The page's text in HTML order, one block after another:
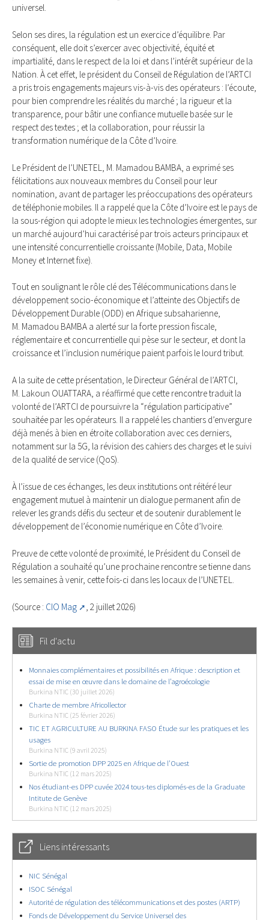
universel.
Selon ses dires, la régulation est un exercice d’équilibre. Par
conséquent, elle doit s’exercer avec objectivité, équité et
impartialité, dans le respect de la loi et dans l’intérêt supérieur de la
Nation. À cet effet, le président du Conseil de Régulation de l’ARTCI
a pris trois engagements majeurs vis-à-vis des opérateurs : l’écoute,
pour bien comprendre les réalités du marché ; la rigueur et la
transparence, pour bâtir une confiance mutuelle basée sur le
respect des textes ; et la collaboration, pour réussir la
transformation numérique de la Côte d’Ivoire.
Le Président de l’UNETEL, M. Mamadou BAMBA, a exprimé ses
félicitations aux nouveaux membres du Conseil pour leur
nomination, avant de partager les préoccupations des opérateurs
de téléphonie mobiles. Il a rappelé que la Côte d’Ivoire est le pays de
la sous-région qui adopte le mieux les technologies émergentes, sur
un marché aujourd’hui caractérisé par trois acteurs principaux et
une intensité concurrentielle croissante (Mobile, Data, Mobile
Money et Internet fixe).
Tout en soulignant le rôle clé des Télécommunications dans le
développement socio-économique et l’atteinte des Objectifs de
Développement Durable (ODD) en Afrique subsaharienne,
M. Mamadou BAMBA a alerté sur la forte pression fiscale,
réglementaire et concurrentielle qui pèse sur le secteur, et dont la
croissance et l’inclusion numérique paient parfois le lourd tribut.
A la suite de cette présentation, le Directeur Général de l’ARTCI,
M. Lakoun OUATTARA, a réaffirmé que cette rencontre traduit la
volonté de l’ARTCI de poursuivre la “régulation participative”
souhaitée par les opérateurs. Il a rappelé les chantiers d’envergure
déjà menés à bien en étroite collaboration avec ces derniers,
notamment sur la 5G, la révision des cahiers des charges et le suivi
de la qualité de service (QoS).
À l’issue de ces échanges, les deux institutions ont réitéré leur
engagement mutuel à maintenir un dialogue permanent afin de
relever les grands défis du secteur et de soutenir durablement le
développement de l’économie numérique en Côte d’Ivoire.
Preuve de cette volonté de proximité, le Président du Conseil de
Régulation a souhaité qu’une prochaine rencontre se tienne dans
les semaines à venir, cette fois-ci dans les locaux de l’UNETEL.
(Source : CIO Mag , 2 juillet 2026)
Fil d'actu
Monnaies complémentaires et possibilités en Afrique : description et
essai de mise en œuvre dans le domaine de l’agroécologie
Burkina NTIC (30 juillet 2026)
Charte de membre Africollector
Burkina NTIC (25 février 2026)
TIC ET AGRICULTURE AU BURKINA FASO Étude sur les pratiques et les
usages
Burkina NTIC (9 avril 2025)
Sortie de promotion DPP 2025 en Afrique de l’Ouest
Burkina NTIC (12 mars 2025)
Nos étudiant-es DPP cuvée 2024 tous-tes diplomés-es de la Graduate
Intitute de Genève
Burkina NTIC (12 mars 2025)
Liens intéressants
NIC Sénégal
ISOC Sénégal
Autorité de régulation des télécommunications et des postes (ARTP)
Fonds de Développement du Service Universel des